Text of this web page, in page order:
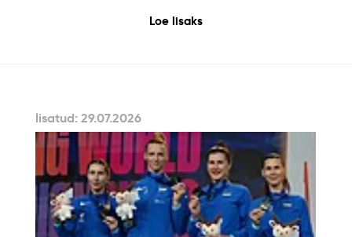
Loe lisaks
lisatud: 29.07.2026